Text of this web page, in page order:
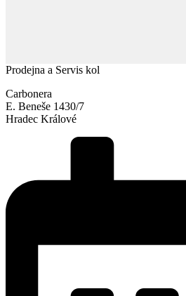
Prodejna a Servis kol
Carbonera
E. Beneše 1430/7
Hradec Králové